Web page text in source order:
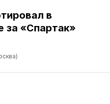
в
за «Спартак»